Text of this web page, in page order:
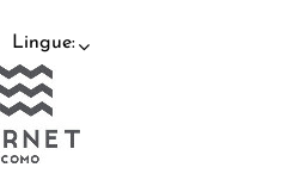
Lingue: